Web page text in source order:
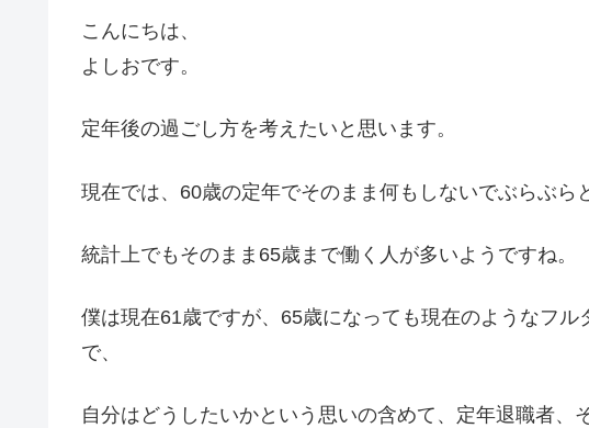
こんにちは、
よしおです。
定年後の過ごし方を考えたいと思います。
現在では、60歳の定年でそのまま何もしないでぶらぶら
統計上でもそのまま65歳まで働く人が多いようですね。
僕は現在61歳ですが、65歳になっても現在のようなフ
で、
自分はどうしたいかという思いの含めて、定年退職者、